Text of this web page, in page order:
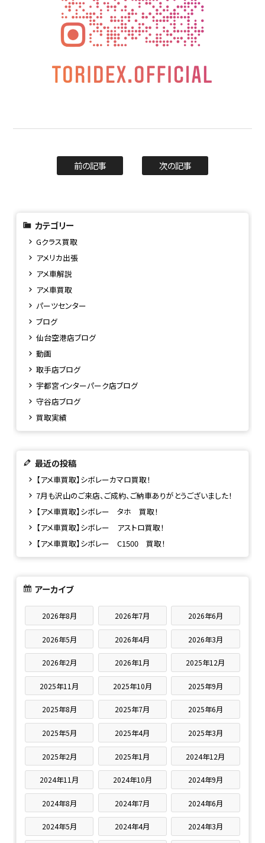
前の記事 次の記事
カテゴリー
Gクラス買取
アメリカ出張
アメ車解説
アメ車買取
パーツセンター
ブログ
仙台空港店ブログ
動画
取手店ブログ
宇都宮インターパーク店ブログ
守谷店ブログ
買取実績
最近の投稿
【アメ車買取】シボレーカマロ買取！
7月も沢山のご来店、ご成約、ご納車ありがとうございました！
【アメ車買取】シボレー タホ 買取！
【アメ車買取】シボレー アストロ買取！
【アメ車買取】シボレー C1500 買取！
アーカイブ
2026年8月 2026年7月 2026年6月
2026年5月 2026年4月 2026年3月
2026年2月 2026年1月 2025年12月
2025年11月 2025年10月 2025年9月
2025年8月 2025年7月 2025年6月
2025年5月 2025年4月 2025年3月
2025年2月 2025年1月 2024年12月
2024年11月 2024年10月 2024年9月
2024年8月 2024年7月 2024年6月
2024年5月 2024年4月 2024年3月